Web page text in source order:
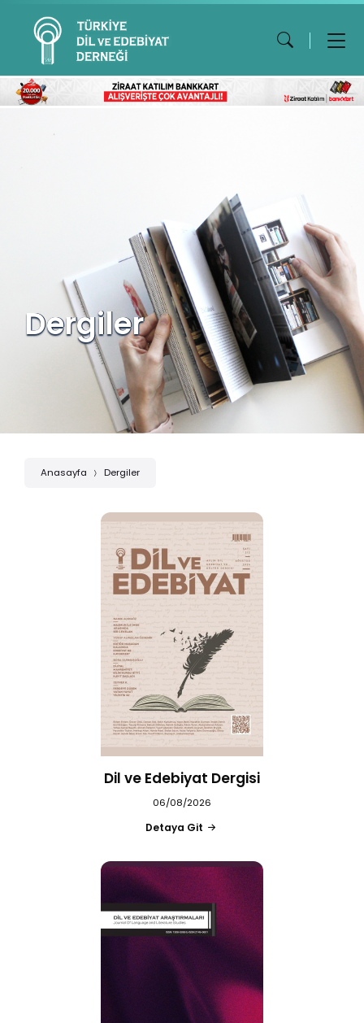
Dergiler
Anasayfa Dergiler
Dil ve Edebiyat Dergisi
06/08/2026
Detaya Git